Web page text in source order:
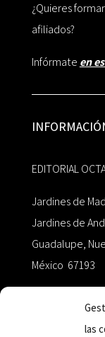
las
¿Quieres
afiliados?
Infórmate en
EDITORIAL
Jardines de
Jardines de
Guadalupe,
México 67193
+52